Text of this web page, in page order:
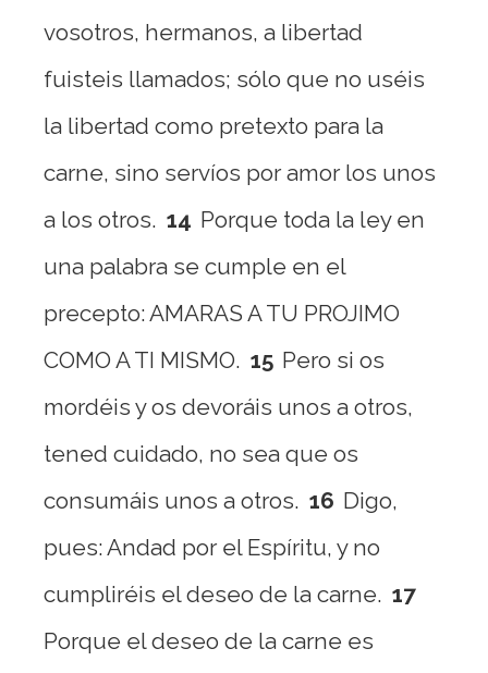
vosotros, hermanos, a libertad
fuisteis llamados; sólo que no uséis
la libertad como pretexto para la
carne, sino servíos por amor los unos
a los otros. 14 Porque toda la ley en
una palabra se cumple en el
precepto: AMARAS A TU PROJIMO
COMO A TI MISMO. 15 Pero si os
mordéis y os devoráis unos a otros,
tened cuidado, no sea que os
consumáis unos a otros. 16 Digo,
pues: Andad por el Espíritu, y no
cumpliréis el deseo de la carne. 17
Porque el deseo de la carne es